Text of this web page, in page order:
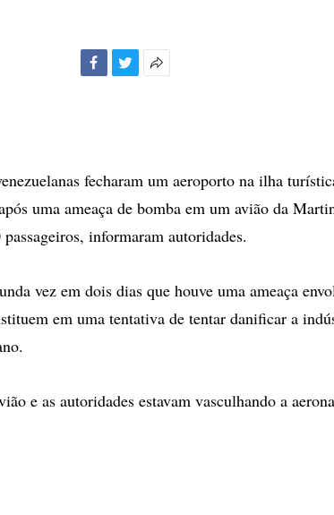
fecharam um aeroporto na ilha
uma ameaça de bomba em um avião da
informaram autoridades.
vez em dois dias que houve uma ameaça
em uma tentativa de tentar danificar a
e as autoridades estavam vasculhando a